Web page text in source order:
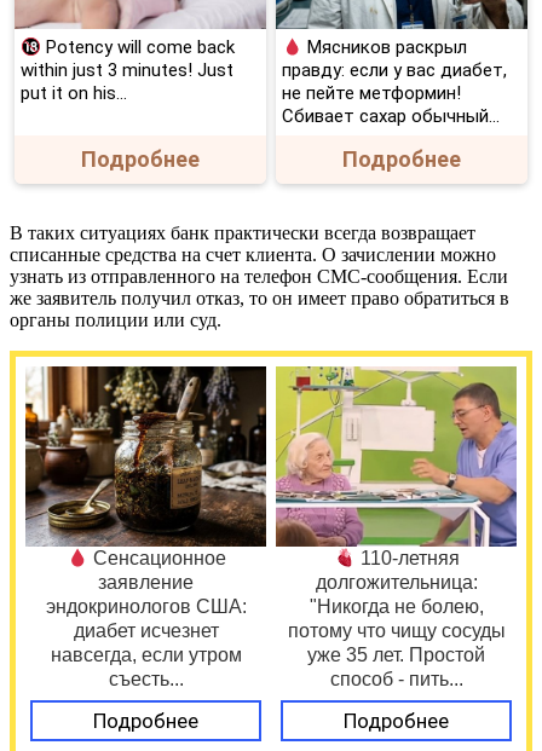
Potency will come back
within just 3 minutes! Just
put it on his…
Подробнее
Мясников раскрыл
правду: если у вас диабет,
не пейте метформин!
Сбивает сахар обычный...
Подробнее
В таких ситуациях банк практически всегда возвращает
списанные средства на счет клиента. О зачислении можно
узнать из отправленного на телефон СМС-сообщения. Если
же заявитель получил отказ, то он имеет право обратиться в
органы полиции или суд.
Сенсационное
заявление
эндокринологов США:
диабет исчезнет
навсегда, если утром
съесть...
Подробнее
110-летняя
долгожительница:
"Никогда не болею,
потому что чищу сосуды
уже 35 лет. Простой
способ - пить...
Подробнее